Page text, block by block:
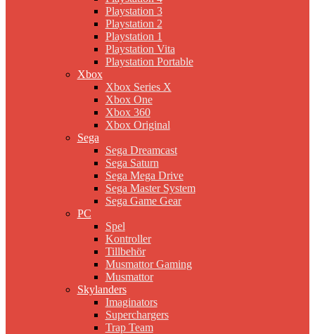
Playstation 3
Playstation 2
Playstation 1
Playstation Vita
Playstation Portable
Xbox
Xbox Series X
Xbox One
Xbox 360
Xbox Original
Sega
Sega Dreamcast
Sega Saturn
Sega Mega Drive
Sega Master System
Sega Game Gear
PC
Spel
Kontroller
Tillbehör
Musmattor Gaming
Musmattor
Skylanders
Imaginators
Superchargers
Trap Team